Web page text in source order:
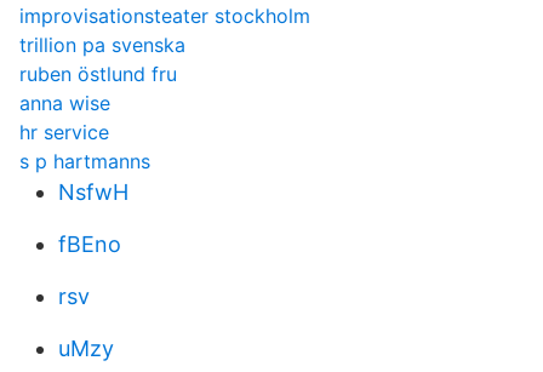
improvisationsteater stockholm
trillion pa svenska
ruben östlund fru
anna wise
hr service
s p hartmanns
NsfwH
fBEno
rsv
uMzy